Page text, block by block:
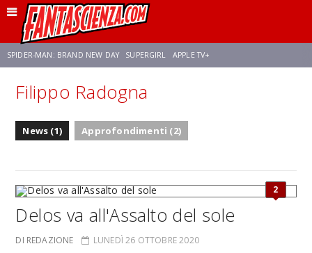
SPIDER-MAN: BRAND NEW DAY SUPERGIRL APPLE TV+
FRANCO RICCIARDIELLO ZENDAYA AVENGERS: DOOMSDAY
Filippo Radogna
News (1) Approfondimenti (2)
2
Delos va all'Assalto del sole
DI REDAZIONE LUNEDÌ 26 OTTOBRE 2020